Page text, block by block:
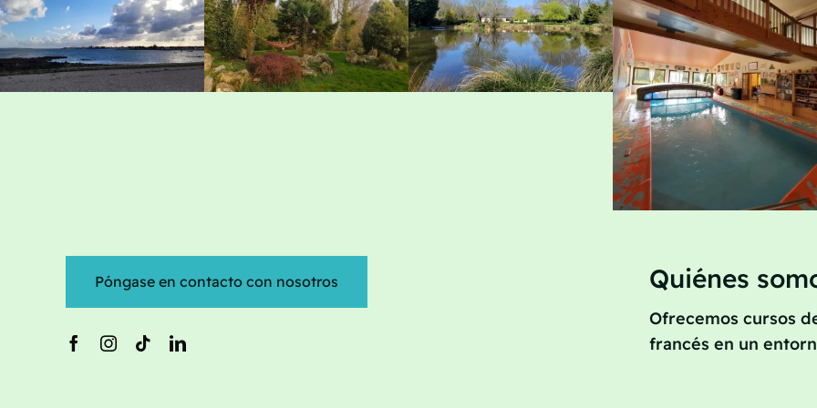
Póngase en contacto con nosotros Quiénes
Ofrecemos cursos
francés en un